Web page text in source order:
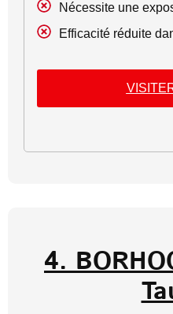
Nécessite une
Efficacité réduite
4.